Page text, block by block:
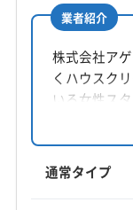
所在地
静岡県静岡市
対応地域
静岡市清水区
榛原郡吉田町
業者紹介
株式会社ア
くハウスク
いる女性ス
ングを中心
コーティン
の掃除の悩
通常タイプ